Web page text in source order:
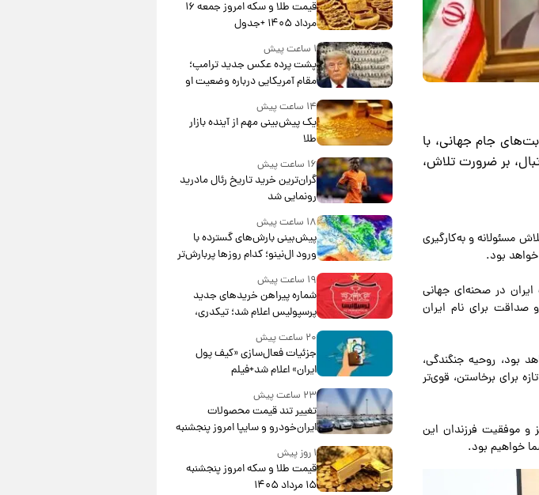
جام جهانی، با
بر ضرورت تلاش،
مسئولانه و به‌کارگیری
بود.
ایران در صحنه‌ای جهانی
صداقت برای نام ایران
بود، روحیه جنگندگی،
برای برخاستن، قوی‌تر
و موفقیت فرزندان این
خواهیم بود.
قیمت طلا و سکه امروز جمعه ۱۶
مرداد ۱۴۰۵ +جدول
۱ ساعت پیش
پشت پرده عکس جدید ترامپ؛
مقام آمریکایی درباره وضعیت او
چه گفت؟
۱۴ ساعت پیش
یک پیش‌بینی مهم از آینده بازار
طلا
۱۶ ساعت پیش
گران‌ترین خرید تاریخ رئال مادرید
رونمایی شد
۱۸ ساعت پیش
پیش‌بینی بارش‌های گسترده با
ورود ال‌نینو؛ کدام روزها پربارش‌تر
خواهند بود؟
۱۹ ساعت پیش
شماره پیراهن خریدهای جدید
پرسپولیس اعلام شد؛ تیکدری،
۲۰ ساعت پیش
جزئیات فعال‌سازی «کیف پول
ایران» اعلام شد+فیلم
۲۳ ساعت پیش
تغییر تند قیمت محصولات
ایران‌خودرو و سایپا امروز پنجشنبه
۱۵ مرداد ۱۴۰۵ +جدول
۱ روز پیش
قیمت طلا و سکه امروز پنجشنبه
۱۵ مرداد ۱۴۰۵